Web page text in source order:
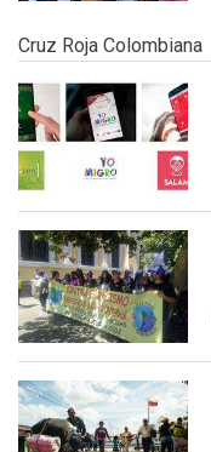
Cruz Roja Colombiana